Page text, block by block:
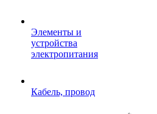
Элементы и
устройства
электропитания
Кабель, провод